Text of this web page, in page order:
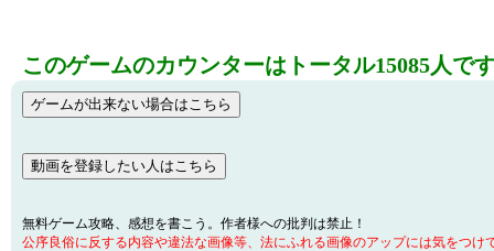
このゲームのカウンターはトータル15085人で
無料ゲーム攻略、感想を書こう。作者様への批判は禁止！
公序良俗に反する内容や違法な画像等、法にふれる画像のアップには気をつけ